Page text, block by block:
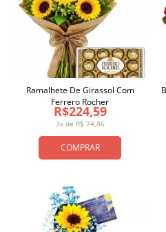
COMPRAR
3x de R$ 74,86
R$224,59
Ramalhete De Girassol Com
Ferrero Rocher